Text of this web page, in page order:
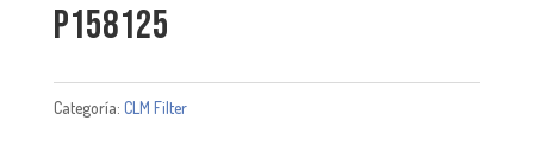
P158125
Categoría: CLM Filter